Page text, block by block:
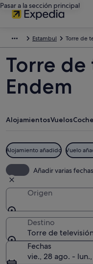
Pasar a la sección principal
Estambul Torre de
Torre
Endem
AlojamientosVuelos
Alojamiento añadido Vuelo
Añadir varias
Origen
Destino
Torre de
Fechas
vie., 28 ago. - lun.,